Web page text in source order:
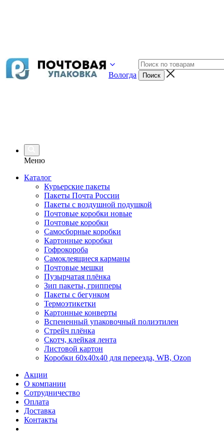
Вологда
Меню
Каталог
Курьерские пакеты
Пакеты Почта России
Пакеты с воздушной подушкой
Почтовые коробки новые
Почтовые коробки
Самосборные коробки
Картонные коробки
Гофрокороба
Самоклеящиеся карманы
Почтовые мешки
Пузырчатая плёнка
Зип пакеты, грипперы
Пакеты с бегунком
Термоэтикетки
Картонные конверты
Вспененный упаковочный полиэтилен
Стрейч плёнка
Скотч, клейкая лента
Листовой картон
Коробки 60х40х40 для переезда, WB, Ozon
Акции
О компании
Сотрудничество
Оплата
Доставка
Контакты